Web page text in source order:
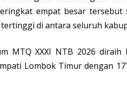
empat besar tersebut
di antara seluruh
MTQ XXXI NTB 2026
Lombok Timur dengan